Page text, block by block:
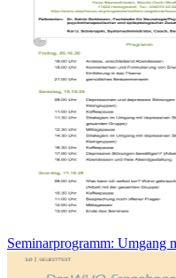
Seminarprogramm: Umgang